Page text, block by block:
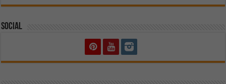
Social